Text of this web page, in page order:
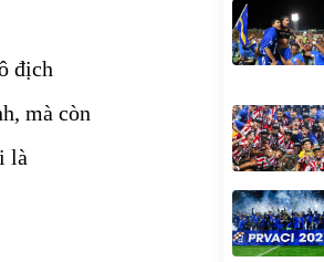
địch
mà còn
là